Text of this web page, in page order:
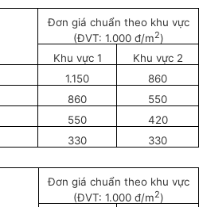
Đơn giá chuẩn theo khu vực
(ĐVT: 1.000 đ/m2)
Khu vực 1
Khu vực 2
1.150
860
860
550
550
420
330
330
Đơn giá chuẩn theo khu vực
(ĐVT: 1.000 đ/m2)